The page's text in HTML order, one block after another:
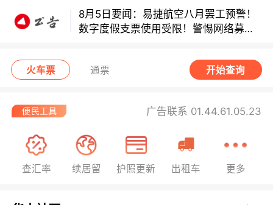
数字度假支票使用受限！警惕网络募捐
骗局！
火车票 通票 开始查询
广告联系 01.44.61.05.23
查汇率 续居留 护照更新 出租车 更多